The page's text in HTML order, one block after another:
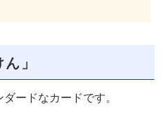
」
ードなカードです。